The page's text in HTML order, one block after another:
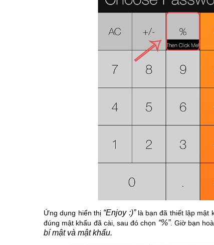
Ứng dụng hiển thị “Enjoy :)”là bạn đã thiết lập mật
đúng mật khẩu đã cài, sau đó chọn “%”. Giờ bạn
bí mật và mật khẩu.